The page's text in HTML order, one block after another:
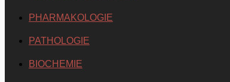
PHARMAKOLOGIE
PATHOLOGIE
BIOCHEMIE